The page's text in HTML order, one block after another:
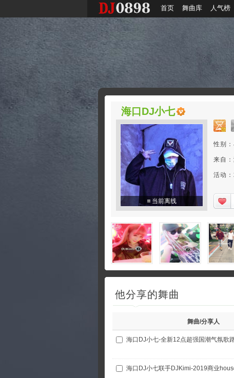
首页 舞曲库 人气榜
海口DJ小七
当前离线
性别
来自
活动
他分享的舞曲
舞曲/分享人
海口DJ小七-全新12点超强国潮气氛歌
海口DJ小七联手DJKimi-2019商业